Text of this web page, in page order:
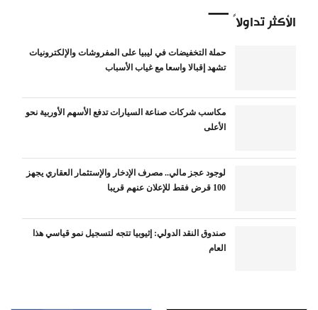
الأكثر تداولاً
حملة التخفيضات في ليبيا على المفروشات والإلكترونيات
تشهد إقبالا واسعا مع غياب الأسباب
مكاسب شركات صناعة السيارات تدفع الأسهم الأوربية نحو
الأعلى
لوجود عجز مالي.. مصرف الإدخار والإستثمار العقاري يجهز
100 قرض فقط للإعلان عنهم قريبا
صندوق النقد الدولي: إثيوبيا تتجه لتسجيل نمو قياسي هذا
العام